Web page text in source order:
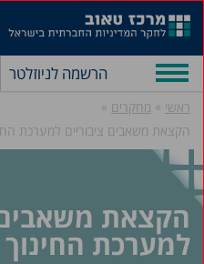
הרשמה לניוזלטר
ראשי » מחקרים »
הקצאת משאבים ציבוריים למערכת
הקצאת משאבים
למערכת החינוך